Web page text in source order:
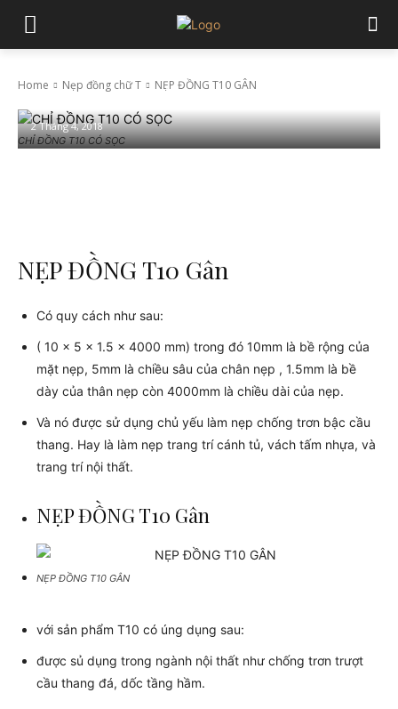
Home Nẹp đồng chữ T NẸP ĐỒNG T10 GÂN
CHỈ ĐỒNG T10 CÓ SỌC
NẸP ĐỒNG T10 GÂN
2 Tháng 4, 2018
NẸP ĐỒNG T10 Gân
Có quy cách như sau:
( 10 x 5 x 1.5 x 4000 mm) trong đó 10mm là bề rộng của
mặt nẹp, 5mm là chiều sâu của chân nẹp , 1.5mm là bề
dày của thân nẹp còn 4000mm là chiều dài của nẹp.
Và nó được sử dụng chủ yếu làm nẹp chống trơn bậc cầu
thang. Hay là làm nẹp trang trí cánh tủ, vách tấm nhựa, và
trang trí nội thất.
NẸP ĐỒNG T10 Gân
NẸP ĐỒNG T10 GÂN
với sản phẩm T10 có úng dụng sau:
được sủ dụng trong ngành nội thất như chống trơn trượt
cầu thang đá, dốc tầng hầm.